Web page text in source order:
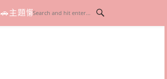
🚗主題懶人包